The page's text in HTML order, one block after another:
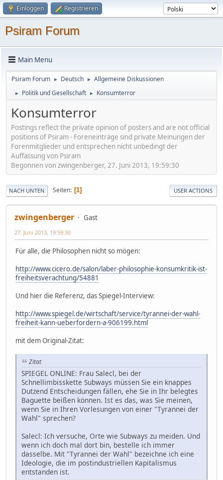
Einloggen Registrieren
Psiram Forum
Main Menu
Psiram Forum ► Deutsch ► Allgemeine Diskussionen
► Politik und Gesellschaft ► Konsumterror
Konsumterror
Postings reflect the private opinion of posters and are not official
positions of Psiram - Foreneinträge sind private Meinungen der
Forenmitglieder und entsprechen nicht unbedingt der
Auffassung von Psiram
Begonnen von zwingenberger, 27. Juni 2013, 19:59:30
NACH UNTEN Seiten 1 USER ACTIONS
zwingenberger Gast
27. Juni 2013, 19:59:30
Für alle, die Philosophen nicht so mögen:
http://www.cicero.de/salon/laber-philosophie-konsumkritik-ist-
freiheitsverachtung/54881
Und hier die Referenz, das Spiegel-Interview:
http://www.spiegel.de/wirtschaft/service/tyrannei-der-wahl-
freiheit-kann-ueberfordern-a-906199.html
mit dem Original-Zitat:
Zitat
SPIEGEL ONLINE: Frau Salecl, bei der
Schnellimbisskette Subways müssen Sie ein knappes
Dutzend Entscheidungen fällen, ehe Sie in Ihr belegtes
Baguette beißen können. Ist es das, was Sie meinen,
wenn Sie in Ihren Vorlesungen von einer "Tyrannei der
Wahl" sprechen?
Salecl: Ich versuche, Orte wie Subways zu meiden. Und
wenn ich doch mal dort bin, bestelle ich immer
dasselbe. Mit "Tyrannei der Wahl" bezeichne ich eine
Ideologie, die im postindustriellen Kapitalismus
entstanden ist.